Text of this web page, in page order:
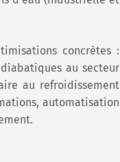
concrètes :
au secteur
au refroidissement
automatisation